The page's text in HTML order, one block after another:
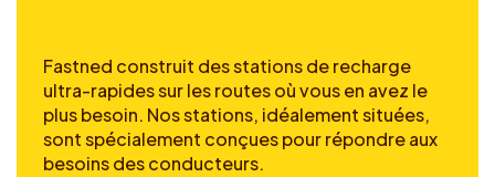
Fastned construit des stations de recharge
ultra-rapides sur les routes où vous en avez le
plus besoin. Nos stations, idéalement situées,
sont spécialement conçues pour répondre aux
besoins des conducteurs.